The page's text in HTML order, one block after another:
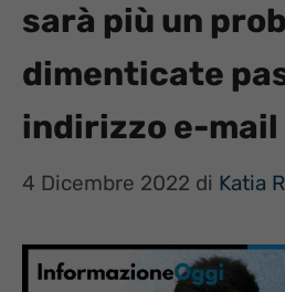
sarà più un
dimenticate
indirizzo e-mail
4 Dicembre 2022 di Katia